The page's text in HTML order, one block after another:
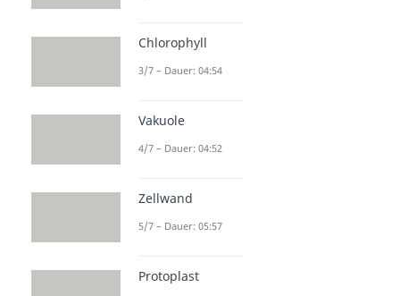
Chlorophyll
3/7 – Dauer: 04:54
Vakuole
4/7 – Dauer: 04:52
Zellwand
5/7 – Dauer: 05:57
Protoplast